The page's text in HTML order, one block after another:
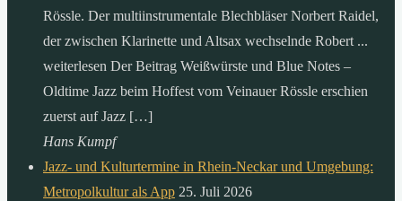
Rössle. Der multiinstrumentale Blechbläser Norbert Raidel,
der zwischen Klarinette und Altsax wechselnde Robert ...
weiterlesen Der Beitrag Weißwürste und Blue Notes –
Oldtime Jazz beim Hoffest vom Veinauer Rössle erschien
zuerst auf Jazz […]
Hans Kumpf
Jazz- und Kulturtermine in Rhein-Neckar und Umgebung:
Metropolkultur als App 25. Juli 2026